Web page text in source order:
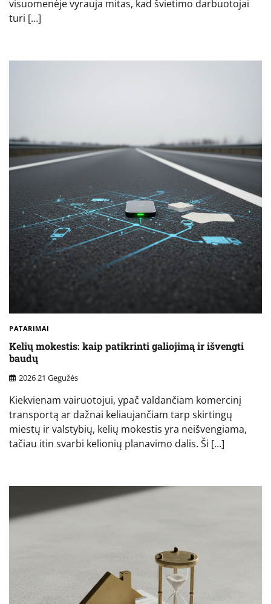
visuomenėje vyrauja mitas, kad švietimo darbuotojai
turi […]
PATARIMAI
Kelių mokestis: kaip patikrinti galiojimą ir išvengti
baudų
2026 21 Gegužės
Kiekvienam vairuotojui, ypač valdančiam komercinį
transportą ar dažnai keliaujančiam tarp skirtingų
miestų ir valstybių, kelių mokestis yra neišvengiama,
tačiau itin svarbi kelionių planavimo dalis. Ši […]